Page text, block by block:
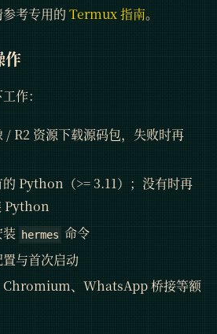
考专用的 Termux 指南。
作
作：
/ R2 资源下载源码包，失败时再
Python（>= 3.11）；没有时再
Python
hermes 命令
与首次启动
Chromium、WhatsApp 桥接等额